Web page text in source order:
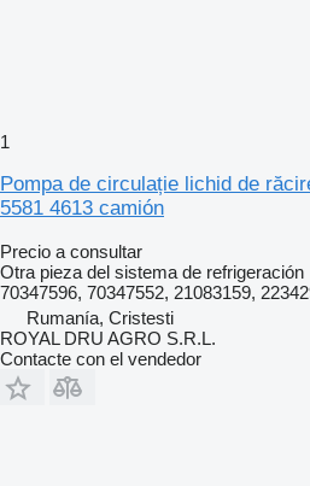
1
Pompa de circulație lichid de
5581 4613 camión
Precio a consultar
Otra pieza del sistema de refrigeración
70347596, 70347552, 21083159,
Rumanía, Cristesti
ROYAL DRU AGRO S.R.L.
Contacte con el vendedor